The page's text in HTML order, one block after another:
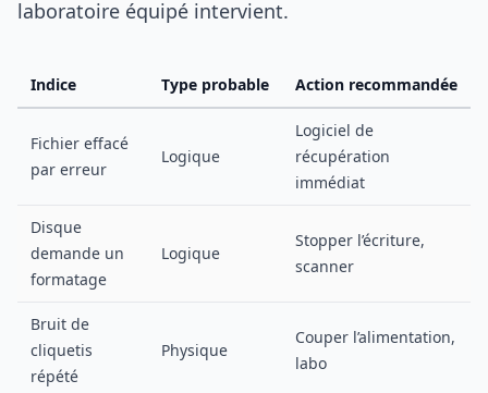
laboratoire équipé intervient.
Indice Type probable Action recommandée
Fichier effacé
par erreur
Logique
Logiciel de
récupération
immédiat
Disque
demande un
formatage
Logique
Stopper l’écriture,
scanner
Bruit de
cliquetis
répété
Physique
Couper l’alimentation,
labo